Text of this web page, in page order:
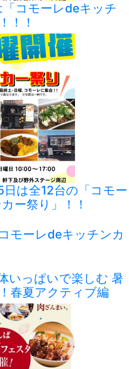
コモーレdeキッチ
！！
は全12台の「コモー
ー祭り」！！
モーレdeキッチンカ
いっぱいで楽しむ 暑
春夏アクティブ編